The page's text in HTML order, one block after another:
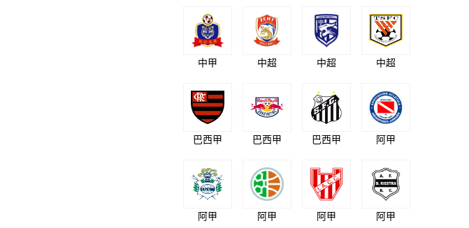
中甲 中超 中超 中超
巴西甲 巴西甲 巴西甲 阿甲
阿甲 阿甲 阿甲 阿甲